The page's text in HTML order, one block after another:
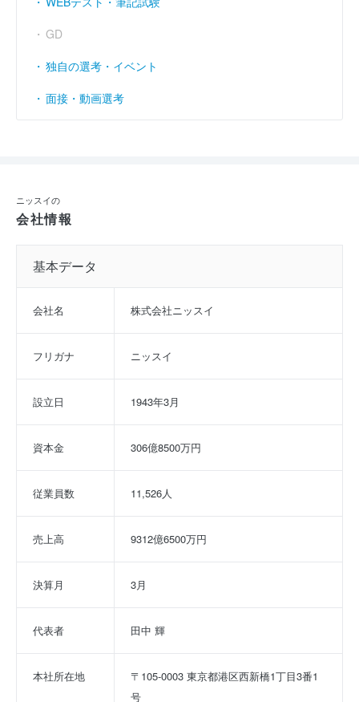
GD
独自の選考・イベント
面接・動画選考
ニッスイの
会社情報
基本データ
会社名 株式会社ニッスイ
フリガナ ニッスイ
設立日 1943年3月
資本金 306億8500万円
従業員数 11,526人
売上高 9312億6500万円
決算月 3月
代表者 田中 輝
本社所在地
〒105-0003 東京都港区西新橋1丁目3番1
号